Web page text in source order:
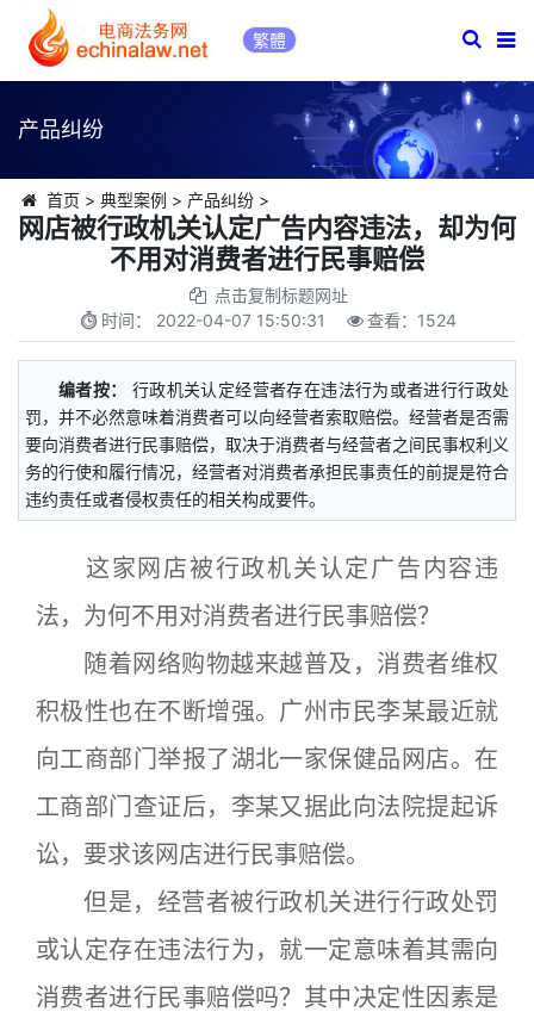
繁體
产品纠纷
首页 > 典型案例 > 产品纠纷>
网店被行政机关认定广告内容违法，却为何
不用对消费者进行民事赔偿
点击复制标题网址
时间： 2022-04-07 15:50:31 查看： 1524
编者按：
行政机关认定经营者存在违法行为或者进行行政处
罚，并不必然意味着消费者可以向经营者索取赔偿。经营者是否需
要向消费者进行民事赔偿，取决于消费者与经营者之间民事权利义
务的行使和履行情况，经营者对消费者承担民事责任的前提是符合
违约责任或者侵权责任的相关构成要件。
这家网店被行政机关认定广告内容违
法，为何不用对消费者进行民事赔偿？
随着网络购物越来越普及，消费者维权
积极性也在不断增强。广州市民李某最近就
向工商部门举报了湖北一家保健品网店。在
工商部门查证后，李某又据此向法院提起诉
讼，要求该网店进行民事赔偿。
但是，经营者被行政机关进行行政处罚
或认定存在违法行为，就一定意味着其需向
消费者进行民事赔偿吗？其中决定性因素是